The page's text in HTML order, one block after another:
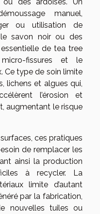
des ardoises. Un
manuel,
ou utilisation de
savon noir ou des
de tea tree
fissures et le
Ce type de soin limite
lichens et algues qui,
l’érosion et
augmentant le risque
ces pratiques
de remplacer les
ainsi la production
à recycler. La
limite d’autant
par la fabrication,
nouvelles tuiles ou